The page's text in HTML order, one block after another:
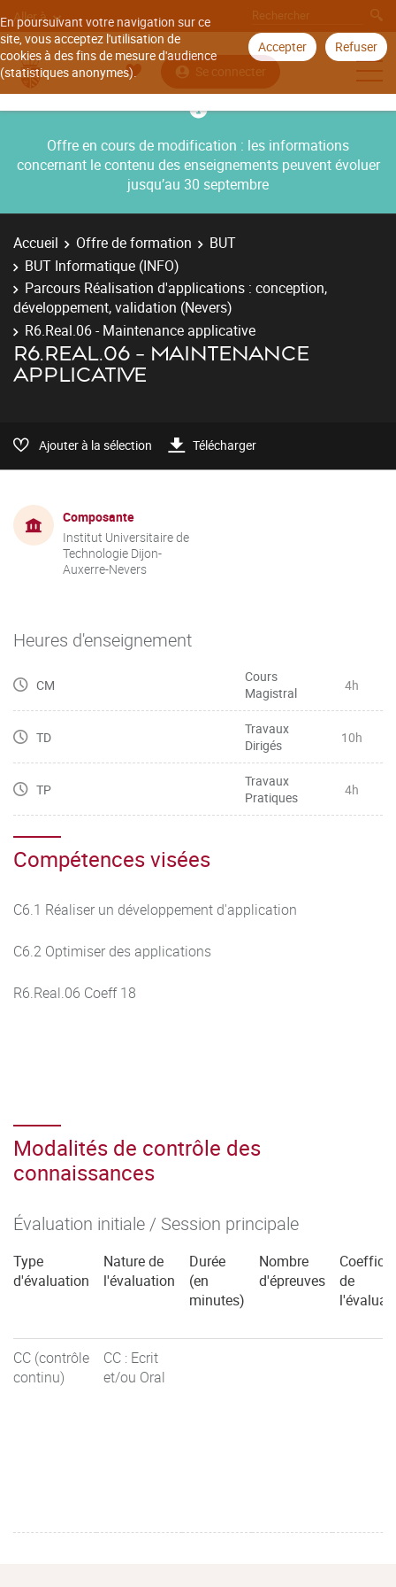
En poursuivant votre navigation sur ce
site, vous acceptez l'utilisation de
cookies à des fins de mesure d'audience
(statistiques anonymes).
Accepter Refuser
Aller à
Se connecter
Offre en cours de modification : les informations
concernant le contenu des enseignements peuvent évoluer
jusqu’au 30 septembre
Accueil Offre de formation
BUT
BUT Informatique (INFO)
Parcours Réalisation d'applications : conception,
développement, validation (Nevers)
R6.Real.06 - Maintenance applicative
R6.REAL.06 - MAINTENANCE
APPLICATIVE
Ajouter à la sélection Télécharger
Composante
Institut Universitaire de
Technologie Dijon-
Auxerre-Nevers
Heures d'enseignement
CM
Cours
Magistral
4h
TD
Travaux
Dirigés
10h
TP
Travaux
Pratiques
4h
Compétences visées
C6.1 Réaliser un développement d'application
C6.2 Optimiser des applications
R6.Real.06 Coeff 18
Modalités de contrôle des
connaissances
Évaluation initiale / Session principale
Type
d'évaluation
Nature de
l'évaluation
Durée
(en
minutes)
Nombre
d'épreuves
de
CC (contrôle
continu)
CC : Ecrit
et/ou Oral